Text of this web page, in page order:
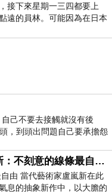
叫高雄人評評理！
替許崑源大哥請
們有說要卡環境
一派胡言！
鄉親，就連高雄人
審預算，又說我
？有這種執政黨真
大排、灌溉大排被
區的廢棄物工廠發
接下來星期一三四都要上
遠的員林。可能因為在日本
上班時，心裡沒有一
己不要去接觸就沒有後
，到頭出問題自己要承擔怨
當代藝術家盧嵐新：不刻意的線條最自由，讓色彩流動、筆觸自己說話
由 當代藝術家盧嵐新在此
息的抽象新作中，以大膽的